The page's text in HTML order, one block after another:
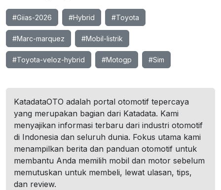
#Giias-2026 #Hybrid #Toyota
#Marc-marquez #Mobil-listrik
#Toyota-veloz-hybrid #Motogp #Sim
KatadataOTO adalah portal otomotif tepercaya
yang merupakan bagian dari Katadata. Kami
menyajikan informasi terbaru dari industri otomotif
di Indonesia dan seluruh dunia. Fokus utama kami
menampilkan berita dan panduan otomotif untuk
membantu Anda memilih mobil dan motor sebelum
memutuskan untuk membeli, lewat ulasan, tips,
dan review.